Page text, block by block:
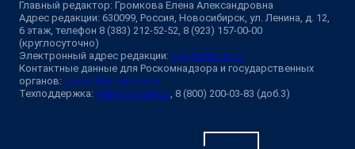
Главный редактор: Громкова Елена Александровна
Адрес редакции: 630099, Россия, Новосибирск, ул. Ленина, д. 12,
6 этаж, телефон 8 (383) 212-52-52, 8 (923) 157-00-00
(круглосуточно)
Электронный адрес редакции: ngs@shkulev.ru
Контактные данные для Роскомнадзора и государственных
органов: juristnsk@shkulev.ru
Техподдержка: help@shkulev.ru , 8 (800) 200-03-83 (доб.3)